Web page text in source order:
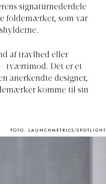
signaturnederdele
foldemærker, som var
af travlhed eller
tværtimod. Det er et
anerkendte designer,
komme til sin
FOTO: LAUNCHMETRICS/SPOTLIGHT